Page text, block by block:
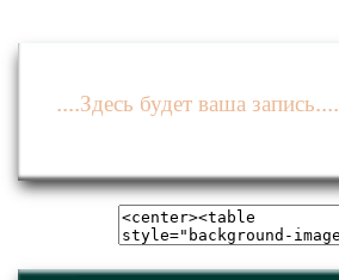
....Здесь будет ваша запись....